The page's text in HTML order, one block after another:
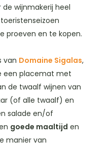
de wijnmakerij heel
proeven en te kopen.
van Domaine Sigalas,
een placemat met
de twaalf wijnen van
(of alle twaalf) en
salade en/of
goede maaltijd en
manier van